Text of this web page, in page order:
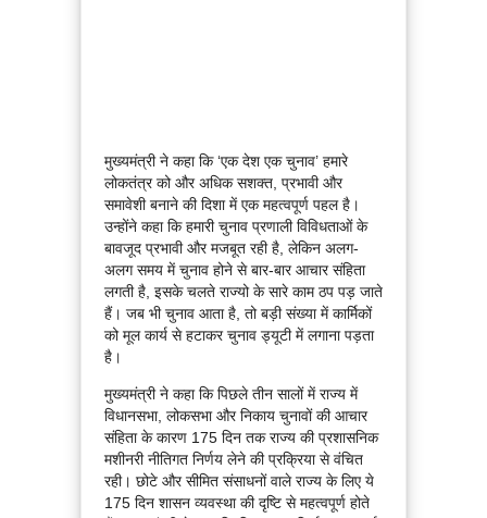
मुख्यमंत्री ने कहा कि ‘एक देश एक चुनाव’ हमारे
लोकतंत्र को और अधिक सशक्त, प्रभावी और
समावेशी बनाने की दिशा में एक महत्वपूर्ण पहल है।
उन्होंने कहा कि हमारी चुनाव प्रणाली विविधताओं के
बावजूद प्रभावी और मजबूत रही है, लेकिन अलग-
अलग समय में चुनाव होने से बार-बार आचार संहिता
लगती है, इसके चलते राज्यो के सारे काम ठप पड़ जाते
हैं। जब भी चुनाव आता है, तो बड़ी संख्या में कार्मिकों
को मूल कार्य से हटाकर चुनाव ड्यूटी में लगाना पड़ता
है।
मुख्यमंत्री ने कहा कि पिछले तीन सालों में राज्य में
विधानसभा, लोकसभा और निकाय चुनावों की आचार
संहिता के कारण 175 दिन तक राज्य की प्रशासनिक
मशीनरी नीतिगत निर्णय लेने की प्रक्रिया से वंचित
रही। छोटे और सीमित संसाधनों वाले राज्य के लिए ये
175 दिन शासन व्यवस्था की दृष्टि से महत्वपूर्ण होते